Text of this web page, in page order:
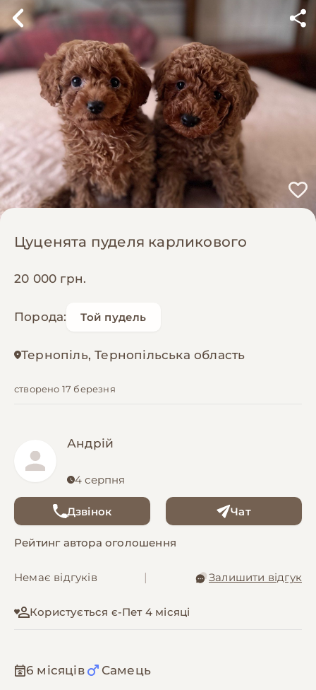
Цуценята пуделя карликового
20 000 грн.
Порода: Той пудель
Тернопіль, Тернопільська область
створено 17 березня
Андрій
4 серпня
Дзвінок Чат
Рейтинг автора оголошення
Немає відгуків Залишити відгук
Користується є-Пет 4 місяці
6 місяців Самець